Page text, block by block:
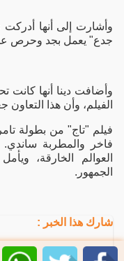
وأشارت إلى أنها
جدع" يعمل بجد وحرص
وأضافت دينا أنها
الفيلم، وأن هذا
فيلم "تاج" من بطولة
فاخر والمطربة ساندي.
العوالم الخارقة،
الجمهور.
شارك هذا الخبر :